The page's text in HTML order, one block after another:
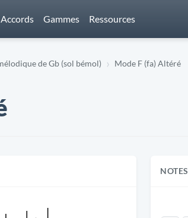
Accords Gammes Ressources
de Gb (sol bémol) Mode F (fa) Altéré
NOTES